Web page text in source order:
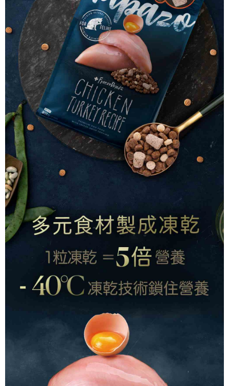
時審查核予不同之上限額度；若仍有額度不足之情形，本公司將視審查結果
請求用戶進行身份認證。
５．嚴禁一人註冊多個帳號或使用他人資訊註冊。若發現惡意使用之情形，
恩沛科技股份有限公司將有權停止該用戶之使用額度並採取法律行動。
每筆NT$95，滿NT$1,000(含以上)免運費